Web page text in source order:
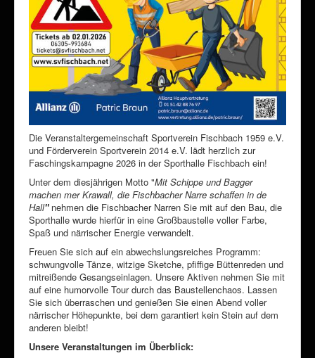
Die Veranstaltergemeinschaft Sportverein Fischbach 1959 e.V.
und Förderverein Sportverein 2014 e.V. lädt herzlich zur
Faschingskampagne 2026 in der Sporthalle Fischbach ein!
Unter dem diesjährigen Motto "Mit Schippe und Bagger
machen mer Krawall, die Fischbacher Narre schaffen in de
Hall"nehmen die Fischbacher Narren Sie mit auf den Bau, die
Sporthalle wurde hierfür in eine Großbaustelle voller Farbe,
Spaß und närrischer Energie verwandelt.
Freuen Sie sich auf ein abwechslungsreiches Programm:
schwungvolle Tänze, witzige Sketche, pfiffige Büttenreden und
mitreißende Gesangseinlagen. Unsere Aktiven nehmen Sie mit
auf eine humorvolle Tour durch das Baustellenchaos. Lassen
Sie sich überraschen und genießen Sie einen Abend voller
närrischer Höhepunkte, bei dem garantiert kein Stein auf dem
anderen bleibt!
Unsere Veranstaltungen im Überblick: